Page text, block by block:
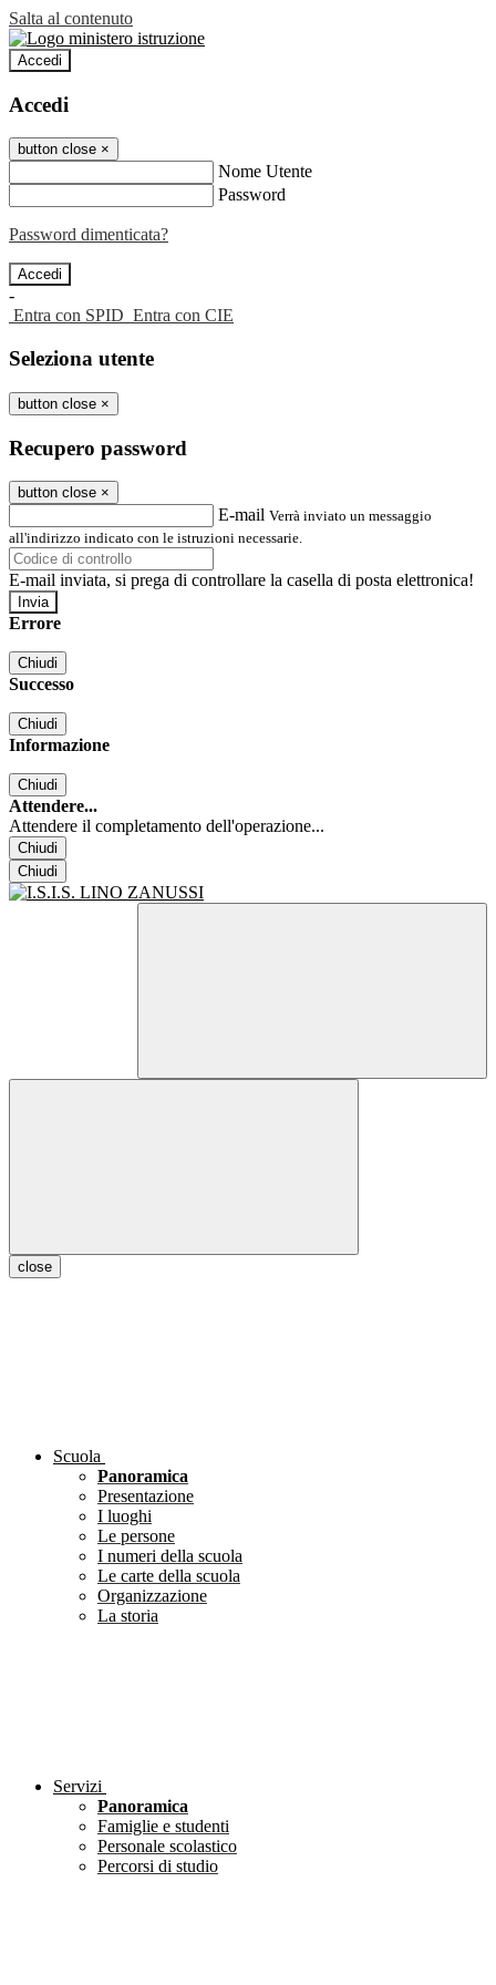
Salta al contenuto
Accedi
Accedi
button close ×
Nome Utente
Password
Password dimenticata?
-
Entra con SPID Entra con CIE
Seleziona utente
button close ×
Recupero password
button close ×
E-mail Verrà inviato un messaggio
all'indirizzo indicato con le istruzioni necessarie.
E-mail inviata, si prega di controllare la casella di posta elettronica!
Errore
Chiudi
Successo
Chiudi
Informazione
Chiudi
Attendere...
Attendere il completamento dell'operazione...
Chiudi
Chiudi
close
Scuola
Panoramica
Presentazione
I luoghi
Le persone
I numeri della scuola
Le carte della scuola
Organizzazione
La storia
Servizi
Panoramica
Famiglie e studenti
Personale scolastico
Percorsi di studio